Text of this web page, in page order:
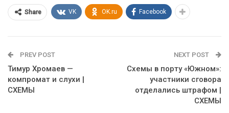
Share VK OK.ru Facebook
PREV POST
Тимур Хромаев —
компромат и слухи |
СХЕМЫ
NEXT POST
Схемы в порту «Южном»:
участники сговора
отделались штрафом |
СХЕМЫ